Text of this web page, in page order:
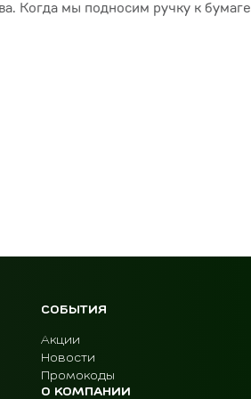
Когда мы подносим ручку к бумаге
СОБЫТИЯ
Акции
Новости
Промокоды
О КОМПАНИИ